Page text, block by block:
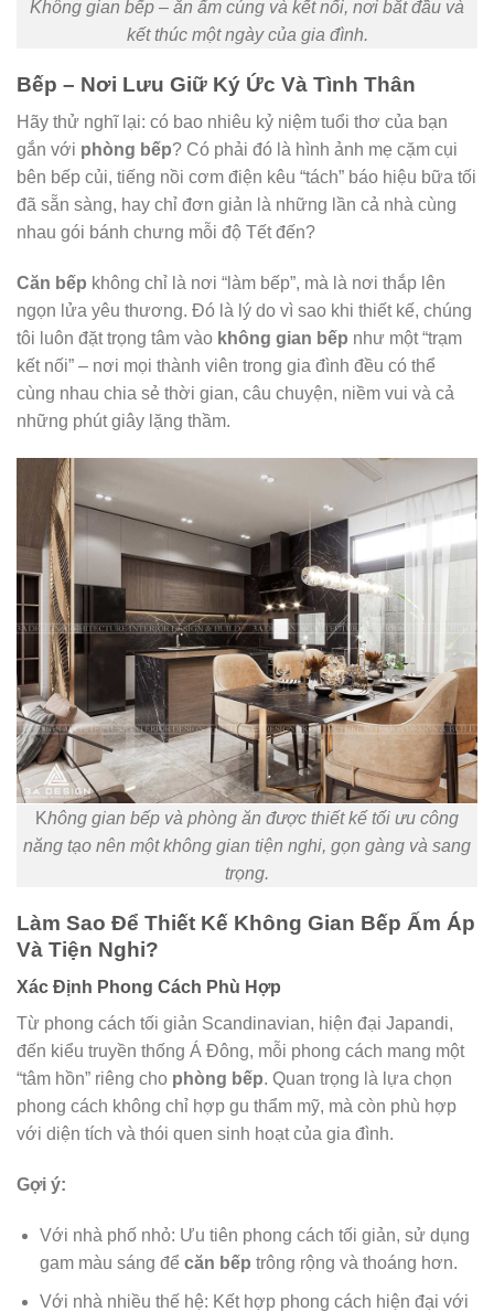
Không gian bếp – ăn ấm cúng và kết nối, nơi bắt đầu và
kết thúc một ngày của gia đình.
Bếp – Nơi Lưu Giữ Ký Ức Và Tình Thân
Hãy thử nghĩ lại: có bao nhiêu kỷ niệm tuổi thơ của bạn
gắn với phòng bếp? Có phải đó là hình ảnh mẹ cặm cụi
bên bếp củi, tiếng nồi cơm điện kêu “tách” báo hiệu bữa tối
đã sẵn sàng, hay chỉ đơn giản là những lần cả nhà cùng
nhau gói bánh chưng mỗi độ Tết đến?
Căn bếp không chỉ là nơi “làm bếp”, mà là nơi thắp lên
ngọn lửa yêu thương. Đó là lý do vì sao khi thiết kế, chúng
tôi luôn đặt trọng tâm vào không gian bếp như một “trạm
kết nối” – nơi mọi thành viên trong gia đình đều có thể
cùng nhau chia sẻ thời gian, câu chuyện, niềm vui và cả
những phút giây lặng thầm.
Không gian bếp và phòng ăn được thiết kế tối ưu công
năng tạo nên một không gian tiện nghi, gọn gàng và sang
trọng.
Làm Sao Để Thiết Kế Không Gian Bếp Ấm Áp
Và Tiện Nghi?
Xác Định Phong Cách Phù Hợp
Từ phong cách tối giản Scandinavian, hiện đại Japandi,
đến kiểu truyền thống Á Đông, mỗi phong cách mang một
“tâm hồn” riêng cho phòng bếp. Quan trọng là lựa chọn
phong cách không chỉ hợp gu thẩm mỹ, mà còn phù hợp
với diện tích và thói quen sinh hoạt của gia đình.
Gợi ý:
Với nhà phố nhỏ: Ưu tiên phong cách tối giản, sử dụng
gam màu sáng để căn bếp trông rộng và thoáng hơn.
Với nhà nhiều thế hệ: Kết hợp phong cách hiện đại với